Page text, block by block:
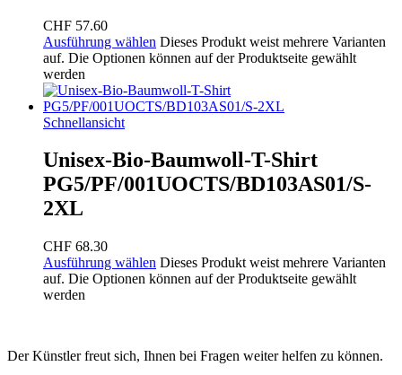
CHF 57.60
Ausführung wählen Dieses Produkt weist mehrere Varianten
auf. Die Optionen können auf der Produktseite gewählt
werden
Schnellansicht
Unisex-Bio-Baumwoll-T-Shirt
PG5/PF/001UOCTS/BD103AS01/S-
2XL
CHF 68.30
Ausführung wählen Dieses Produkt weist mehrere Varianten
auf. Die Optionen können auf der Produktseite gewählt
werden
Der Künstler freut sich, Ihnen bei Fragen weiter helfen zu können.